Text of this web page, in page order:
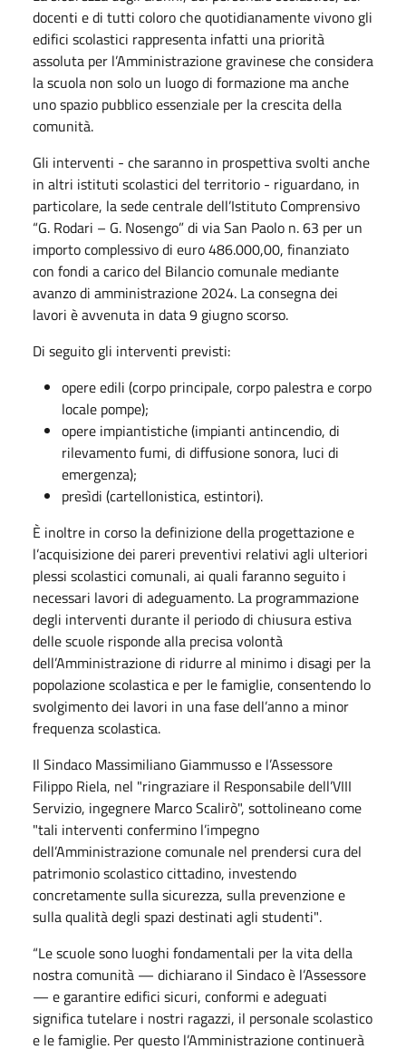
docenti e di tutti coloro chequotidianamentevivono gli
edifici scolastici rappresenta infatti una priorità
assoluta per l’Amministrazione gravineseche considera
la scuola non solo un luogo di formazione ma anche
uno spazio pubblico essenziale per lacrescita della
comunità.
Gli interventi - che saranno in prospettiva svolti anche
in altri istituti scolastici del territorio - riguardano, in
particolare, la sede centrale dell’Istituto Comprensivo
“G. Rodari – G. Nosengo” di via San Paolo n.63 per un
importo complessivo di euro 486.000,00, finanziato
con fondi a carico del Bilanciocomunale mediante
avanzo di amministrazione 2024. La consegna dei
lavori è avvenuta in data 9 giugnoscorso.
Di seguito gli interventi previsti:
opere edili (corpo principale, corpo palestra e corpo
locale pompe);
opere impiantistiche (impianti antincendio, di
rilevamento fumi, di diffusione sonora, luci di
emergenza);
presìdi (cartellonistica, estintori).
È inoltre in corso la definizione della progettazione e
l’acquisizione dei pareri preventivi relativi agli ulteriori
plessi scolastici comunali, ai quali faranno seguito i
necessari lavori di adeguamento. La programmazione
degli interventi durante il periodo di chiusura estiva
delle scuole rispondealla precisa volontà
dell’Amministrazione di ridurre al minimo i disagi per la
popolazione scolasticae per le famiglie, consentendo lo
svolgimento dei lavori in una fase dell’annoa minor
frequenza scolastica.
Il Sindaco Massimiliano Giammusso e l’Assessore
Filippo Riela, nel "ringraziare il Responsabiledell’VIII
Servizio, ingegnere MarcoScalirò", sottolineano come
"tali interventi confermino l’impegno
dell’Amministrazione comunale nel prendersi cura del
patrimonio scolastico cittadino, investendo
concretamente sulla sicurezza, sulla prevenzione e
sulla qualità degli spazi destinati agli studenti".
“Le scuole sono luoghi fondamentali per la vita della
nostra comunità — dichiarano il Sindacoè l’Assessore
— e garantire edifici sicuri, conformi e adeguati
significa tutelare i nostri ragazzi, il personale scolastico
e le famiglie. Per questo l’Amministrazione continuerà